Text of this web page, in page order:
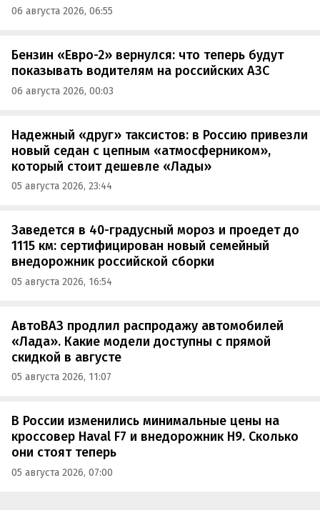
06 августа 2026, 06:55
Бензин «Евро-2» вернулся: что теперь будут
показывать водителям на российских АЗС
06 августа 2026, 00:03
Надежный «друг» таксистов: в Россию привезли
новый седан с цепным «атмосферником»,
который стоит дешевле «Лады»
05 августа 2026, 23:44
Заведется в 40-градусный мороз и проедет до
1115 км: сертифицирован новый семейный
внедорожник российской сборки
05 августа 2026, 16:54
АвтоВАЗ продлил распродажу автомобилей
«Лада». Какие модели доступны с прямой
скидкой в августе
05 августа 2026, 11:07
В России изменились минимальные цены на
кроссовер Haval F7 и внедорожник H9. Сколько
они стоят теперь
05 августа 2026, 07:00